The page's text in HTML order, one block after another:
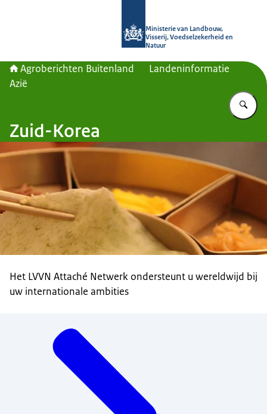
Ministerie van Landbouw,
Visserij, Voedselzekerheid en
Natuur
Agroberichten Buitenland
Landeninformatie
Azië
Zuid-Korea
Het LVVN Attaché Netwerk ondersteunt u wereldwijd bij
uw internationale ambities